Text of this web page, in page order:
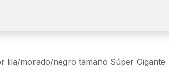
lila/morado/negro tamaño Súper Gigante